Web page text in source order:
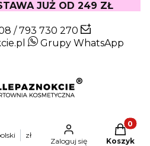
JUŻ OD 249 ZŁ
/793 730 270
Grupy WhatsApp
zł
Zaloguj się Koszyk